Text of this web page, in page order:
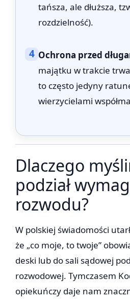
tańsza, ale dłuższa,
rozdzielność).
4 Ochrona przed
majątku w trakcie
to często jedyny
wierzycielami
Dlaczego
podział
rozwodu?
W polskiej świadomości
że „co moje, to twoje”
deski lub do sali sądowej
rozwodowej. Tymczasem
opiekuńczy daje nam